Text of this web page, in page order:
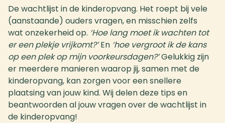
De wachtlijst in de kinderopvang. Het roept bij vele
(aanstaande) ouders vragen, en misschien zelfs
wat onzekerheid op. ‘Hoe lang moet ik wachten tot
er een plekje vrijkomt?’En ‘hoe vergroot ik de kans
op een plek op mijn voorkeursdagen?’Gelukkig zijn
er meerdere manieren waarop jij, samen met de
kinderopvang, kan zorgen voor een snellere
plaatsing van jouw kind. Wij delen deze tips en
beantwoorden al jouw vragen over de wachtlijst in
de kinderopvang!